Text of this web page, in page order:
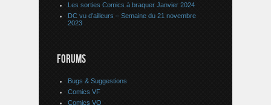
Les sorties Comics à braquer Janvier 2024
DC vu d’ailleurs – Semaine du 21 novembre
2023
FORUMS
Bugs & Suggestions
Comics VF
Comics VO